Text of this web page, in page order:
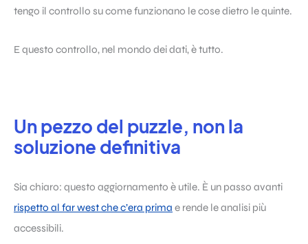
tengo il controllo su come funzionano le cose dietro le quinte.
E questo controllo, nel mondo dei dati, è tutto.
Un pezzo del puzzle, non la
soluzione definitiva
Sia chiaro: questo aggiornamento è utile. È un passo avanti
rispetto al far west che c’era prima e rende le analisi più
accessibili.